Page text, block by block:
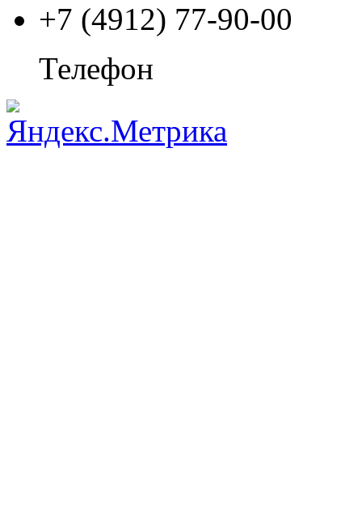
+7 (4912) 77-90-00
Телефон